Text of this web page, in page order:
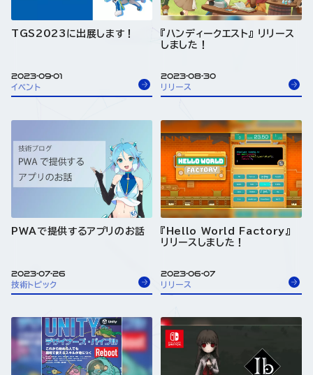
TGS2023に出展します！
2023-09-01
イベント
『ハンディークエスト』 リリース
しました！
2023-08-30
リリース
PWAで提供するアプリのお話
2023-07-26
技術トピック
『Hello World Factory』
リリースしました！
2023-06-07
リリース